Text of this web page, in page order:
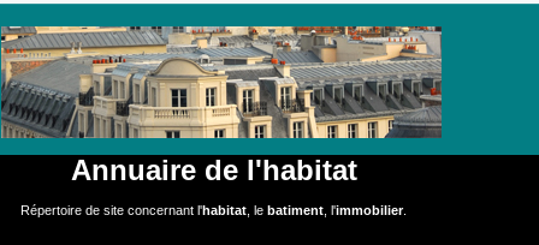
Annuaire de l'habitat
Répertoire de site concernant l'habitat , le batiment , l'immobilier.